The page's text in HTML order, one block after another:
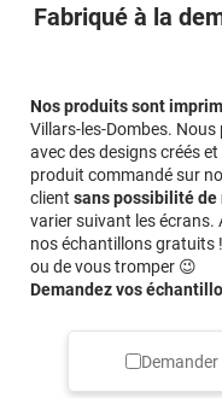
Fabriqué à la
Nos produits sont
Villars-les-Dombes.
avec des designs créés
produit commandé sur
client sans possibilité
varier suivant les écrans.
nos échantillons gratuits
ou de vous tromper 😉
Demandez vos